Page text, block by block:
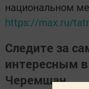
национальном
https://max.ru/
Следите за
интересным в
Черемшан